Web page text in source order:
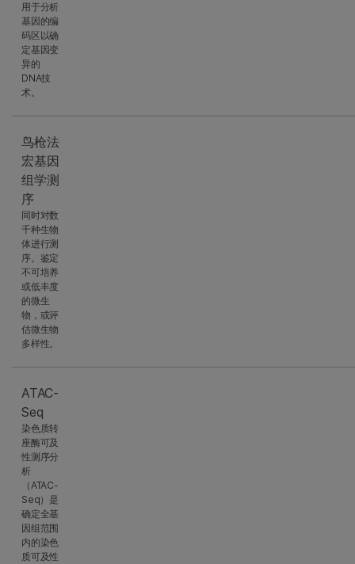
用于分析
基因的编
码区以确
定基因变
异的
DNA技
术。
鸟枪法
宏基因
组学测
序
同时对数
千种生物
体进行测
序。鉴定
不可培养
或低丰度
的微生
物，或评
估微生物
多样性。
ATAC-
Seq
染色质转
座酶可及
性测序分
析
（ATAC-
Seq）是
确定全基
因组范围
内的染色
质可及性